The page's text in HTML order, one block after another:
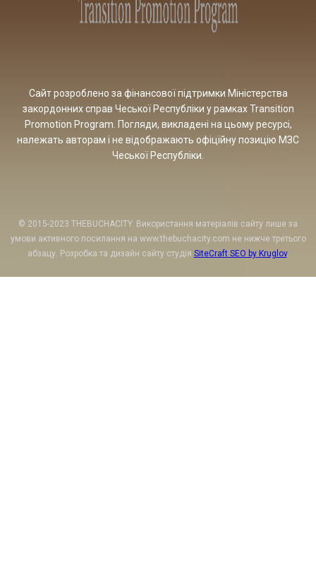
Сайт розроблено за фінансової підтримки Міністерства
закордонних справ Чеської Республіки у рамках Transition
Promotion Program. Погляди, викладені на цьому ресурсі,
належать авторам і не відображають офіційну позицію МЗС
Чеської Республіки.
© 2015-2023 THEBUCHACITY. Використання матеріалів сайту лише за
умови активного посилання на www.thebuchacity.com не нижче третього
абзацу. Розробка та дизайн сайту студія SiteCraft SEO by Kruglov.